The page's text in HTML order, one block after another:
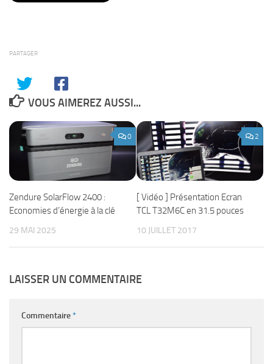
PARTAGER
VOUS AIMEREZ AUSSI...
0
Zendure SolarFlow 2400 :
Economies d’énergie à la clé
29 MAI 2025
2
[ Vidéo ] Présentation Ecran
TCL T32M6C en 31.5 pouces
10 JUILLET 2017
LAISSER UN COMMENTAIRE
Commentaire*